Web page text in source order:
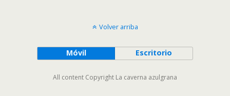
Volver arriba
Móvil Escritorio
All content Copyright La caverna azulgrana